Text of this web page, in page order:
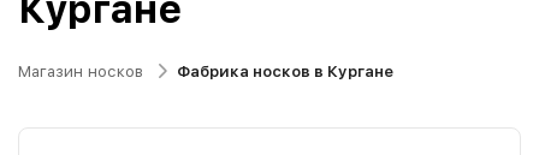
Магазин носков Фабрика носков в Кургане